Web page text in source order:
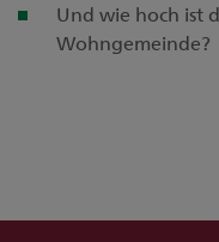
Und wie hoch ist
Wohngemeinde?